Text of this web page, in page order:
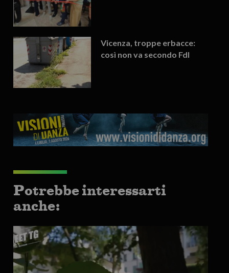
Vicenza, troppe erbacce:
così non va secondo FdI
Potrebbe interessarti
anche: